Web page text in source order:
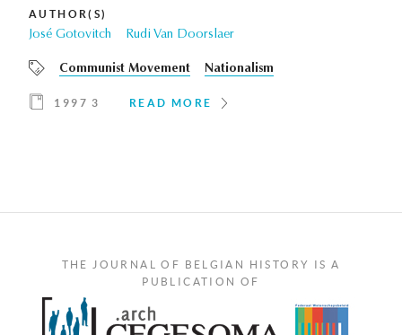
AUTHOR(S)
José Gotovitch Rudi Van Doorslaer
Communist Movement Nationalism
1997 3 READ MORE
THE JOURNAL OF BELGIAN HISTORY IS A
PUBLICATION OF